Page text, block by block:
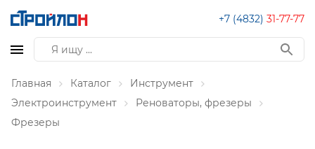
+7 (4832) 31-77-77
Главная Каталог
Инструмент
Электроинструмент
Реноваторы, фрезеры
Фрезеры